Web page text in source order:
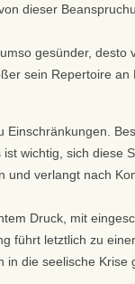
dieser
gesünder,
sein Repertoire an
Einschränkungen.
wichtig, sich diese
und verlangt nach
Druck, mit
führt letztlich zu
in die seelische